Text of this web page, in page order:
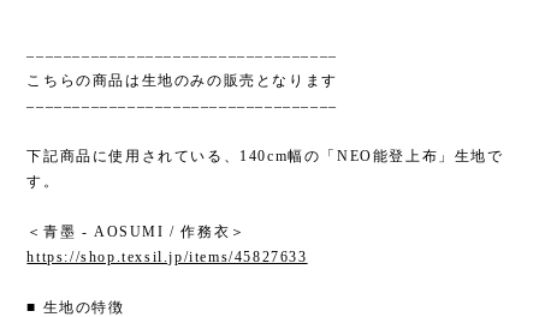
––––––––––––––––––––––––––––––––––
こちらの商品は生地のみの販売となります
––––––––––––––––––––––––––––––––––
下記商品に使用されている、140cm幅の「NEO能登上布」生地で
す。
＜青墨 - AOSUMI / 作務衣＞
https://shop.texsil.jp/items/45827633
■ 生地の特徴